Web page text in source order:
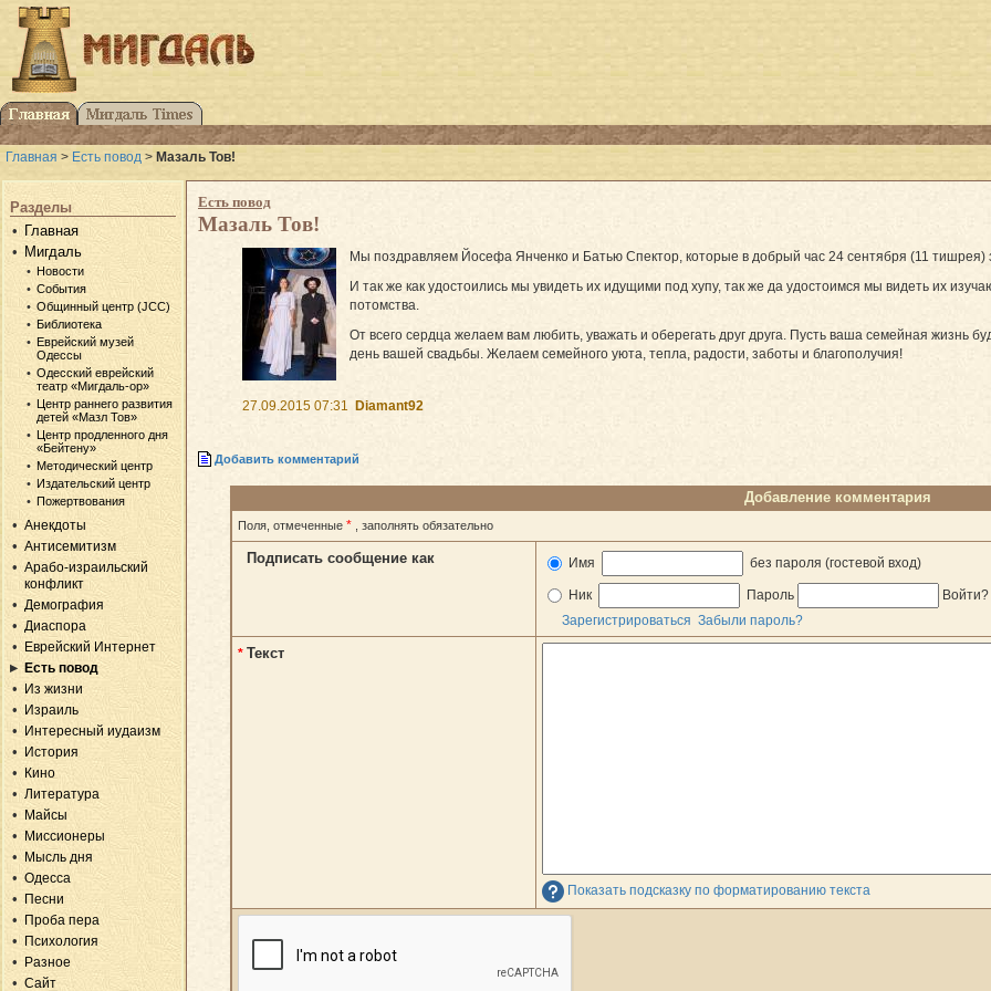
Главная > Есть повод > Мазаль Тов!
Разделы
Главная
Мигдаль
Новости
События
Общинный центр (JCC)
Библиотека
Еврейский музей
Одессы
Одесский еврейский
театр «Мигдаль-ор»
Центр раннего развития
детей «Мазл Тов»
Центр продленного дня
«Бейтену»
Методический центр
Издательский центр
Пожертвования
Анекдоты
Антисемитизм
Арабо-израильский
конфликт
Демография
Диаспора
Еврейский Интернет
Есть повод
Из жизни
Израиль
Интересный иудаизм
История
Кино
Литература
Майсы
Миссионеры
Мысль дня
Одесса
Песни
Проба пера
Психология
Разное
Сайт
Есть повод
Мазаль Тов!
Мы поздравляем Йосефа Янченко и Батью Спектор, которые в добрый час 24 сентября (11
И так же как удостоились мы увидеть их идущими под хупу, так же да удостоимся мы видеть их
потомства.
От всего сердца желаем вам любить, уважать и оберегать друг друга. Пусть ваша семейная жизнь
день вашей свадьбы. Желаем семейного уюта, тепла, радости, заботы и благополучия!
27.09.2015 07:31 Diamant92
Добавить комментарий
Добавление комментария
Поля, отмеченные * , заполнять обязательно
Подписать сообщение как Имя без пароля (гостевой вход)
Ник Пароль
Войти?
Зарегистрироваться Забыли пароль?
* Текст
Показать подсказку по форматированию текста